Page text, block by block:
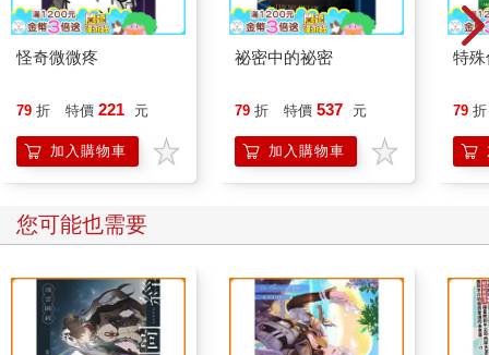
怪奇微微疼
79 折 特價 221 元
加入購物車
祕密中的祕密
79 折 特價 537 元
加入購物車
特
79 折
您可能也需要